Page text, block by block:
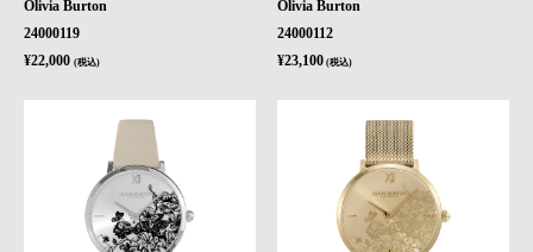
Olivia Burton
24000119
¥22,000 (税込)
Olivia Burton
24000112
¥23,100 (税込)